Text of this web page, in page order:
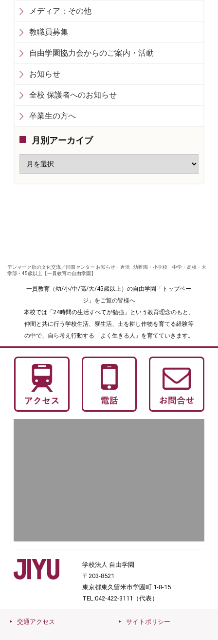
メディア：その他
教職員募集
自由学園協力会からのご案内・活動
お知らせ
全校 保護者へのお知らせ
卒業生の方へ
月別アーカイブ
デンマーク歌の文化交流／国際センター お知らせ・近況 - 幼稚園・小学校・中学・高校・大
学部・45歳以上【一貫教育の自由学園】
一貫教育（幼/小/中/高/大/45歳以上）の自由学園「トップペー
ジ」をご覧の皆様へ
本校では「24時間の生活すべてが勉強」という教育理念のもと、
仲間と共に行う学校生活、寮生活、土を耕し作物を育てる経験等
の中で、自ら考え行動する「よく生きる人」を育てていきます。
学校法人 自由学園
〒203-8521
東京都東久留米市学園町 1-8-15
TEL:042-422-3111（代表）
交通アクセス サイトポリシー